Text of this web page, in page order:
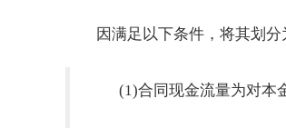
因满足以下条件，将其划
(1)合同现金流量为对本